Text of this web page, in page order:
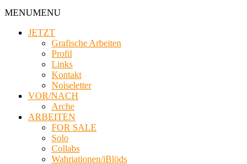
MENUMENU
JETZT
Grafische Arbeiten
Profil
Links
Kontakt
Noiseletter
VOR/NACH
Arche
ARBEITEN
FOR SALE
Solo
Collabs
Wahriationen/iBlöds